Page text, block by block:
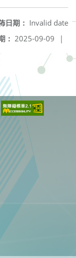
日期： Invalid date
： 2025-09-09 |